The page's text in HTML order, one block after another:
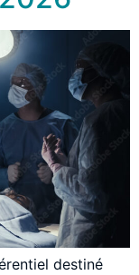
destiné